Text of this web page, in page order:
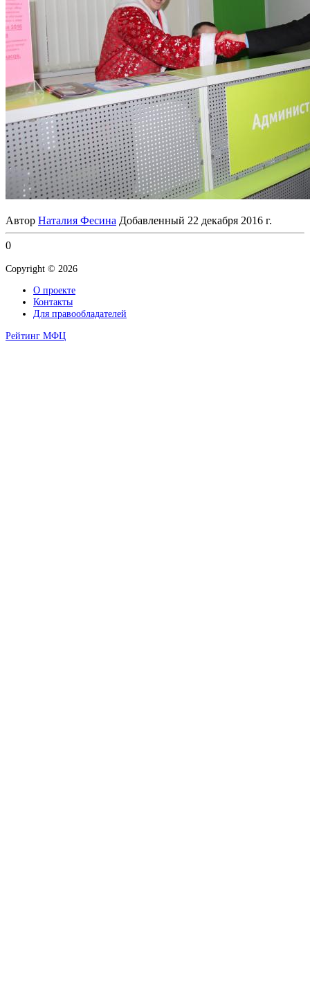
Автор Наталия Фесина Добавленный 22 декабря 2016 г.
0
Copyright © 2026
О проекте
Контакты
Для правообладателей
Рейтинг МФЦ